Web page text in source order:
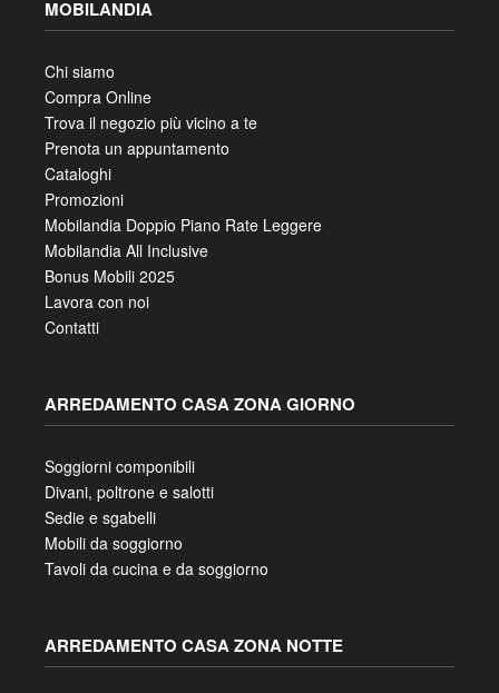
MOBILANDIA
Chi siamo
Compra Online
Trova il negozio più vicino a te
Prenota un appuntamento
Cataloghi
Promozioni
Mobilandia Doppio Piano Rate Leggere
Mobilandia All Inclusive
Bonus Mobili 2025
Lavora con noi
Contatti
ARREDAMENTO CASA ZONA GIORNO
Soggiorni componibili
Divani, poltrone e salotti
Sedie e sgabelli
Mobili da soggiorno
Tavoli da cucina e da soggiorno
ARREDAMENTO CASA ZONA NOTTE